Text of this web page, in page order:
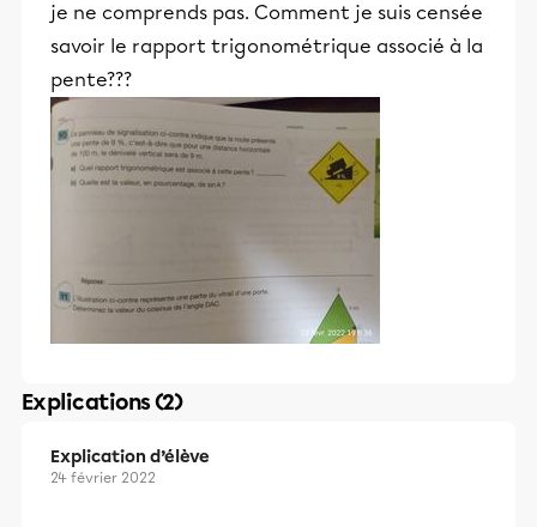
je ne comprends pas. Comment je suis censée
savoir le rapport trigonométrique associé à la
pente???
Explications (2)
Explication d’élève
24 février 2022